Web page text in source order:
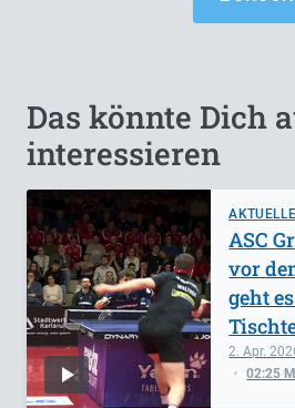
Das könnte Dich
interessieren
2. Apr.
02:25
ASC
vor
geht